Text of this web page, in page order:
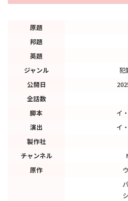
原題
邦題
英題
ジャンル
犯
公開日
全話数
脚本
イ
演出
イ
製作社
チャンネル
原作